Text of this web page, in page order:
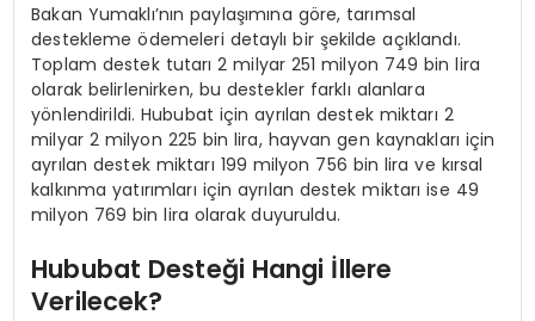
Bakan Yumaklı’nın paylaşımına göre, tarımsal
destekleme ödemeleri detaylı bir şekilde açıklandı.
Toplam destek tutarı 2 milyar 251 milyon 749 bin lira
olarak belirlenirken, bu destekler farklı alanlara
yönlendirildi. Hububat için ayrılan destek miktarı 2
milyar 2 milyon 225 bin lira, hayvan gen kaynakları için
ayrılan destek miktarı 199 milyon 756 bin lira ve kırsal
kalkınma yatırımları için ayrılan destek miktarı ise 49
milyon 769 bin lira olarak duyuruldu.
Hububat Desteği Hangi İllere
Verilecek?